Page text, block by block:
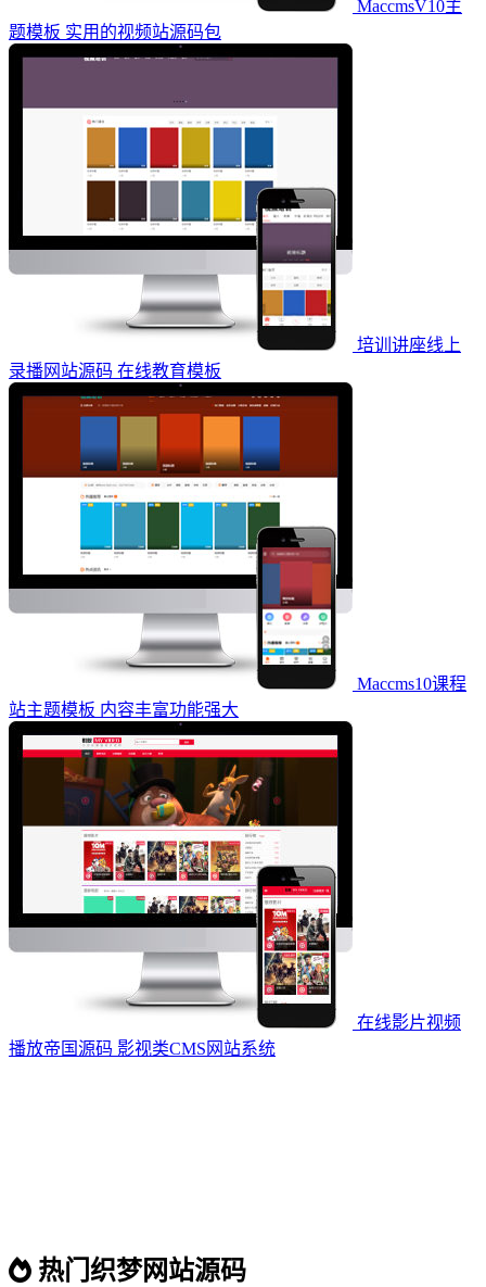
MaccmsV10主
题模板 实用的视频站源码包
培训讲座线上
录播网站源码 在线教育模板
Maccms10课程
站主题模板 内容丰富功能强大
在线影片视频
播放帝国源码 影视类CMS网站系统
热门织梦网站源码